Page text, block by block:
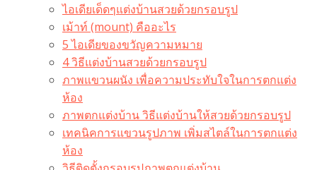
ไอเดียเด็ดๆแต่งบ้านสวยด้วยกรอบรูป
เม้าท์ (mount) คืออะไร​
5 ไอเดียของขวัญความหมาย
4 วิธีแต่งบ้านสวยด้วยกรอบรูป
ภาพแขวนผนัง เพื่อความประทับใจในการตกแต่ง
ห้อง
ภาพตกแต่งบ้าน วิธีแต่งบ้านให้สวยด้วยกรอบรูป
เทคนิคการแขวนรูปภาพ เพิ่มสไตล์ในการตกแต่ง
ห้อง